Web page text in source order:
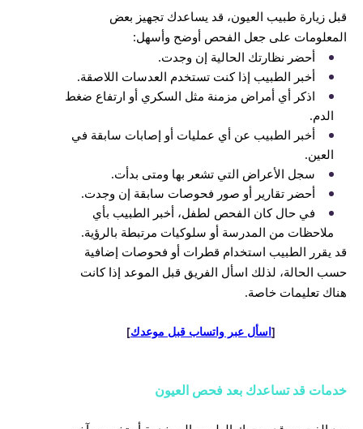
قبل زيارة طبيب العيون، قد يساعدك تجهيز بعض
المعلومات على جعل الفحص أوضح وأسهل:
أحضر نظارتك الحالية إن وجدت.
أخبر الطبيب إذا كنت تستخدم العدسات اللاصقة.
اذكر أي أمراض مزمنة مثل السكري أو ارتفاع ضغط
الدم.
أخبر الطبيب عن أي عمليات أو إصابات سابقة في
العين.
سجل الأعراض التي تشعر بها ومتى بدأت.
أحضر تقارير أو صور فحوصات سابقة إن وجدت.
في حال كان الفحص لطفل، أخبر الطبيب بأي
ملاحظات من المدرسة أو سلوكيات مرتبطة بالرؤية.
قد يقرر الطبيب استخدام قطرات أو فحوصات إضافية
حسب الحالة، لذلك اسأل الفريق قبل الموعد إذا كانت
هناك تعليمات خاصة.
[اسأل عبر واتساب قبل موعدك]
خدمات قد تساعدك بعد فحص العيون